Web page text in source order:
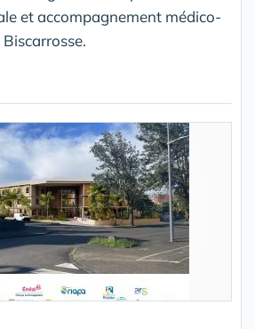
et accompagnement médico-